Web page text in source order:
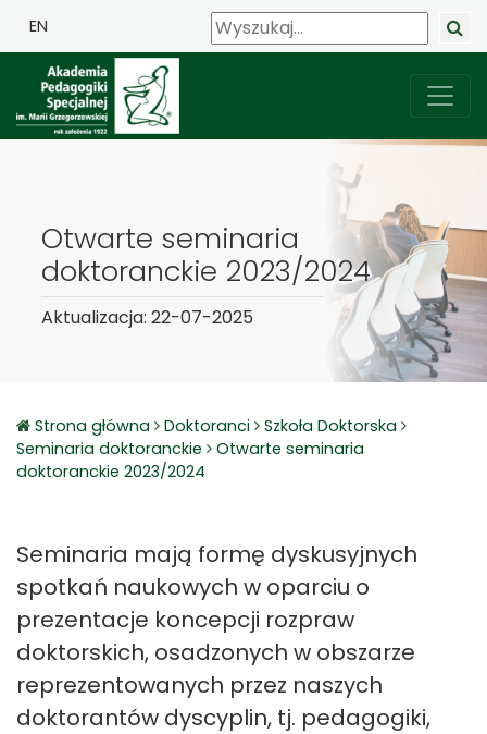
EN
Otwarte seminaria
doktoranckie 2023/2024
Aktualizacja: 22-07-2025
Strona główna Doktoranci
Szkoła Doktorska
Seminaria doktoranckie
Otwarte seminaria
doktoranckie 2023/2024
Seminaria mają formę dyskusyjnych
spotkań naukowych w oparciu o
prezentacje koncepcji rozpraw
doktorskich, osadzonych w obszarze
reprezentowanych przez naszych
doktorantów dyscyplin, tj. pedagogiki,